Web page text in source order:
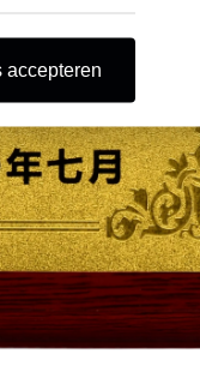
accepteren